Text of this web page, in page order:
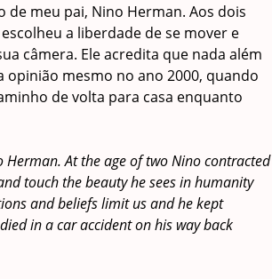
meu pai, Nino Herman. Aos dois
a liberdade de se mover e
câmera. Ele acredita que nada além
opinião mesmo no ano 2000, quando
de volta para casa enquanto
At the age of two Nino contracted
touch the beauty he sees in humanity
and beliefs limit us and he kept
in a car accident on his way back